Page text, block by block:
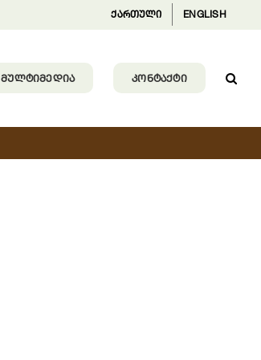
ქართული ENGLISH
ᲛᲣᲚᲢᲘᲛᲔᲓᲘᲐ ᲙᲝᲜᲢᲐᲥᲢᲘ